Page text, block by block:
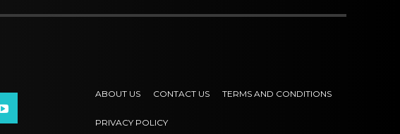
ABOUT US CONTACT US TERMS AND CONDITIONS
PRIVACY POLICY